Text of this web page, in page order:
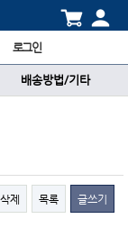
로그인
배송방법/기타
삭제 목록 글쓰기